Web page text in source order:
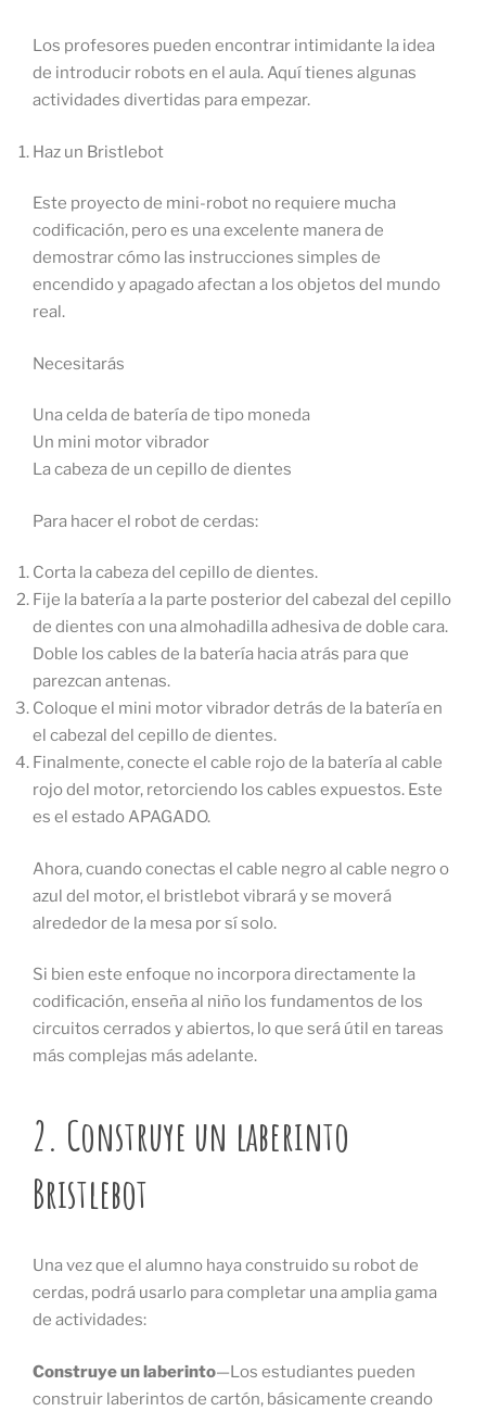
Los profesores pueden encontrar intimidante la idea
de introducir robots en el aula. Aquí tienes algunas
actividades divertidas para empezar.
Haz un Bristlebot
Este proyecto de mini-robot no requiere mucha
codificación, pero es una excelente manera de
demostrar cómo las instrucciones simples de
encendido y apagado afectan a los objetos del mundo
real.
Necesitarás
Una celda de batería de tipo moneda
Un mini motor vibrador
La cabeza de un cepillo de dientes
Para hacer el robot de cerdas:
Corta la cabeza del cepillo de dientes.
Fije la batería a la parte posterior del cabezal del cepillo
de dientes con una almohadilla adhesiva de doble cara.
Doble los cables de la batería hacia atrás para que
parezcan antenas.
Coloque el mini motor vibrador detrás de la batería en
el cabezal del cepillo de dientes.
Finalmente, conecte el cable rojo de la batería al cable
rojo del motor, retorciendo los cables expuestos. Este
es el estado APAGADO.
Ahora, cuando conectas el cable negro al cable negro o
azul del motor, el bristlebot vibrará y se moverá
alrededor de la mesa por sí solo.
Si bien este enfoque no incorpora directamente la
codificación, enseña al niño los fundamentos de los
circuitos cerrados y abiertos, lo que será útil en tareas
más complejas más adelante.
2. Construye un laberinto
Bristlebot
Una vez que el alumno haya construido su robot de
cerdas, podrá usarlo para completar una amplia gama
de actividades:
Construye un laberinto—Los estudiantes pueden
construir laberintos de cartón, básicamente creando